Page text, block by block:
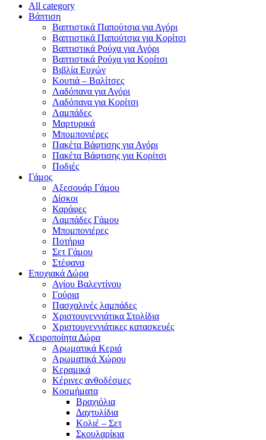
All category
Βάπτιση
Βαπτιστικά Παπούτσια για Αγόρι
Βαπτιστικά Παπούτσια για Κορίτσι
Βαπτιστικά Ρούχα για Αγόρι
Βαπτιστικά Ρούχα για Κορίτσι
Βιβλία Ευχών
Κουτιά – Βαλίτσες
Λαδόπανα για Αγόρι
Λαδόπανα για Κορίτσι
Λαμπάδες
Μαρτυρικά
Μπομπονιέρες
Πακέτα Βάφτισης για Αγόρι
Πακέτα Βάφτισης για Κορίτσι
Ποδιές
Γάμος
Αξεσουάρ Γάμου
Δίσκοι
Καράφες
Λαμπάδες Γάμου
Μπομπονιέρες
Ποτήρια
Σετ Γάμου
Στέφανα
Εποχιακά Δώρα
Αγίου Βαλεντίνου
Γούρια
Πασχαλινές λαμπάδες
Χριστουγεννιάτικα Στολίδια
Χριστουγεννιάτικες κατασκευές
Χειροποίητα Δώρα
Αρωματικά Κεριά
Αρωματικά Χώρου
Κεραμικά
Κέρινες ανθοδέσμες
Κοσμήματα
Βραχιόλια
Δαχτυλίδια
Κολιέ – Σετ
Σκουλαρίκια